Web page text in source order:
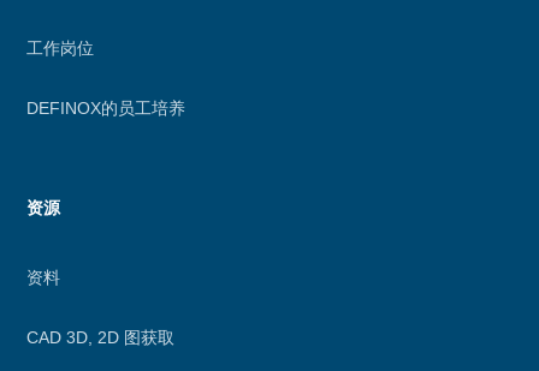
工作岗位
DEFINOX的员工培养
资源
资料
CAD 3D, 2D 图获取